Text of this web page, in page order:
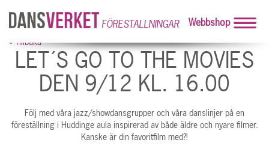
FÖRESTALLNINGAR Webbshop
« Tillbaka
LET´S GO TO THE MOVIES
DEN 9/12 KL. 16.00
Följ med våra jazz/showdansgrupper och våra danslinjer på en
föreställning i Huddinge aula inspirerad av både äldre och nyare filmer.
Kanske är din favoritfilm med?!